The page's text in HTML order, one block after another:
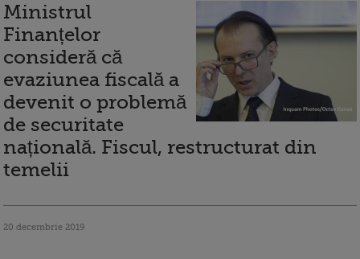
Ministrul
Finanțelor
consideră că
evaziunea fiscală a
devenit o problemă
de securitate
națională. Fiscul, restructurat din
temelii
20 decembrie 2019